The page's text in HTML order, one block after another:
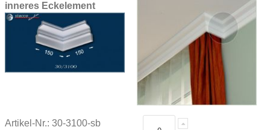
inneres Eckelement
Artikel-Nr.: 30-3100-sb